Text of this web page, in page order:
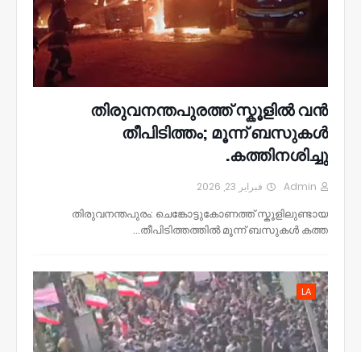
തിരുവനന്തപുരത്ത് സ്കൂളിൽ വൻ
തീപിടിത്തം; മൂന്ന് ബസുകൾ
കത്തിനശിച്ചു.
Admin فبراير 23, 2026
തിരുവനന്തപുരം: ചെങ്കോട്ടുകോണത്ത് സ്കൂളിലുണ്ടായ
തീപിടിത്തത്തിൽ മൂന്ന് ബസുകൾ കത്ത…
LA